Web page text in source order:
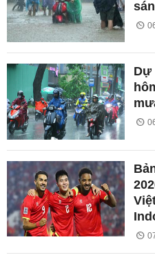
Dự